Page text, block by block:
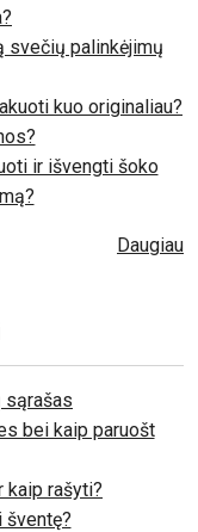
svečių palinkėjimų
kuo originaliau?
ir išvengti šoko
Daugiau
sąrašas
bei kaip paruošt
kaip rašyti?
šventę?